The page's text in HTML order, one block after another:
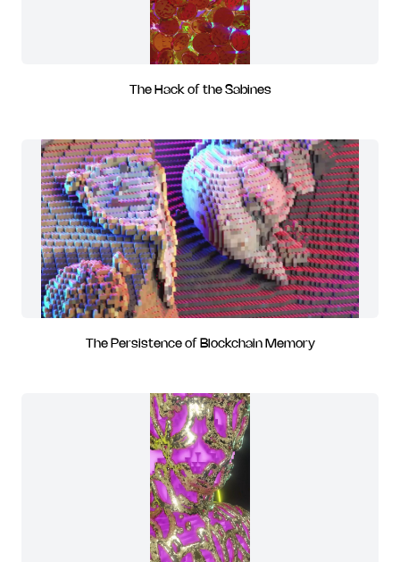
The Hack of the Sabines
The Persistence of Blockchain Memory